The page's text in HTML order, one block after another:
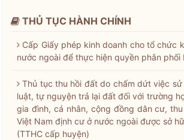
THỦ TỤC HÀNH CHÍNH
Cấp Giấy phép kinh doanh cho tổ chức
nước ngoài để thực hiện quyền phân phối
Thủ tục thu hồi đất do chấm dứt việc
luật, tự nguyện trả lại đất đối với trường
gia đình, cá nhân, cộng đồng dân cư,
Việt Nam định cư ở nước ngoài được sở
(TTHC cấp huyện)